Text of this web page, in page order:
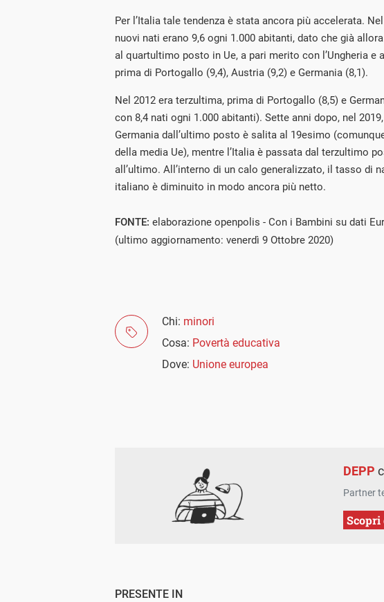
Per l’Italia tale tendenza è stata ancora più accelerata.
nuovi nati erano 9,6 ogni 1.000 abitanti, dato che già
al quartultimo posto in Ue, a pari merito con l’Ungheria e
prima di Portogallo (9,4), Austria (9,2) e Germania (8,1).
Nel 2012 era terzultima, prima di Portogallo (8,5) e
con 8,4 nati ogni 1.000 abitanti). Sette anni dopo, nel
Germania dall’ultimo posto è salita al 19esimo
della media Ue), mentre l’Italia è passata dal terzultimo
all’ultimo. All’interno di un calo generalizzato, il tasso di
italiano è diminuito in modo ancora più netto.
FONTE: elaborazione openpolis - Con i Bambini su dati
(ultimo aggiornamento: venerdì 9 Ottobre 2020)
Chi: minori
Cosa: Povertà educativa
Dove: Unione europea
DEPP
Partner
Scopri
PRESENTE IN